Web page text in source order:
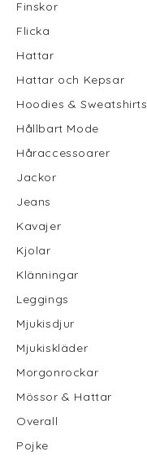
Finskor
Flicka
Hattar
Hattar och Kepsar
Hoodies & Sweatshirts
Hållbart Mode
Håraccessoarer
Jackor
Jeans
Kavajer
Kjolar
Klänningar
Leggings
Mjukisdjur
Mjukiskläder
Morgonrockar
Mössor & Hattar
Overall
Pojke